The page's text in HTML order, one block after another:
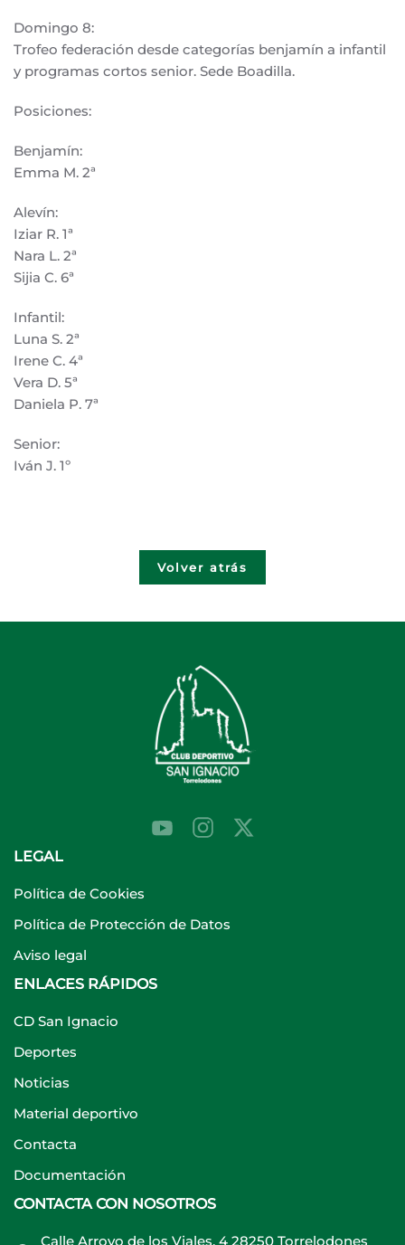
Domingo 8:
Trofeo federación desde categorías benjamín a infantil
y programas cortos senior. Sede Boadilla.
Posiciones:
Benjamín:
Emma M. 2ª
Alevín:
Iziar R. 1ª
Nara L. 2ª
Sijia C. 6ª
Infantil:
Luna S. 2ª
Irene C. 4ª
Vera D. 5ª
Daniela P. 7ª
Senior:
Iván J. 1º
Volver atrás
LEGAL
Política de Cookies
Política de Protección de Datos
Aviso legal
ENLACES RÁPIDOS
CD San Ignacio
Deportes
Noticias
Material deportivo
Contacta
Documentación
CONTACTA CON NOSOTROS
Calle Arroyo de los Viales, 4 28250 Torrelodones